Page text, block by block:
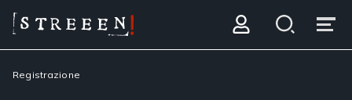
Registrazione